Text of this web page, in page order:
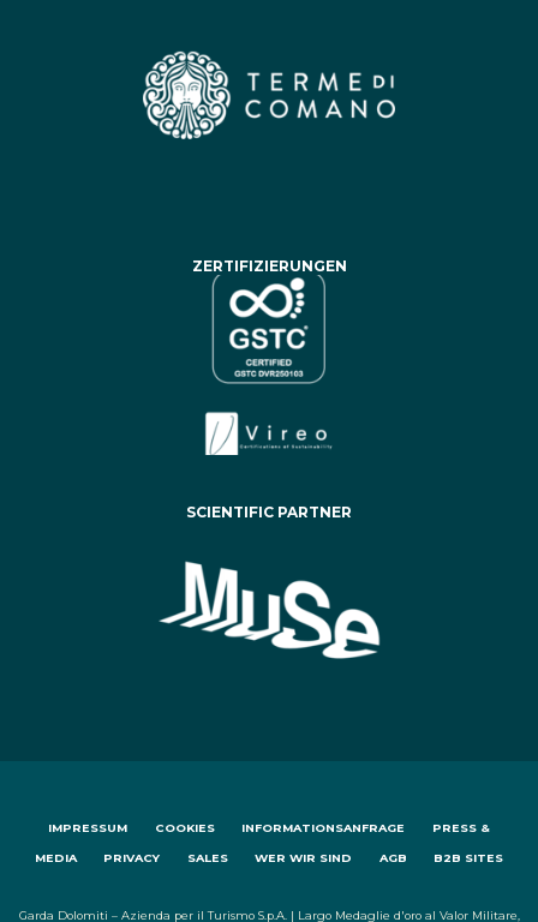
ZERTIFIZIERUNGEN
SCIENTIFIC PARTNER
IMPRESSUM COOKIES INFORMATIONSANFRAGE PRESS &
MEDIA PRIVACY SALES WER WIR SIND AGB B2B SITES
Garda Dolomiti – Azienda per il Turismo S.p.A. | Largo Medaglie d'oro al Valor Militare,